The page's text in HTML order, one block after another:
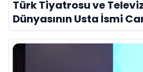
Türk Tiyatrosu ve
Dünyasının Usta İsmi
Hayatını Kaybetti